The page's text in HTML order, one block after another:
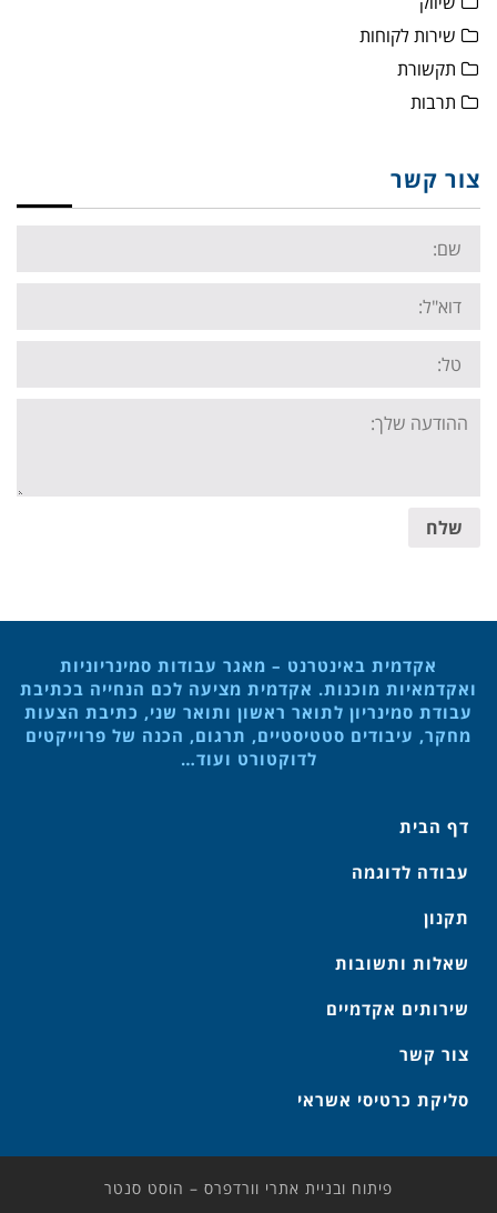
שירות לקוחות
תקשורת
תרבות
צור קשר
Name:
Email:
Tel:
Your
message:
שלח
אקדמית באינטרנט – מאגר עבודות סמינריוניות
ואקדמאיות מוכנות. אקדמית מציעה לכם הנחייה בכתיבת
עבודת סמינריון לתואר ראשון ותואר שני, כתיבת הצעות
מחקר, עיבודים סטטיסטיים, תרגום, הכנה של פרוייקטים
לדוקטורט ועוד…
דף הבית
עבודה לדוגמה
תקנון
שאלות ותשובות
שירותים אקדמיים
צור קשר
סליקת כרטיסי אשראי
פיתוח ובניית אתרי וורדפרס – הוסט סנטר